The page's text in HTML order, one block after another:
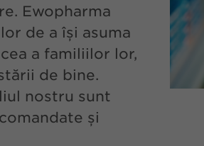
Ewopharma
de a își asuma
a familiilor lor,
de bine.
nostru sunt
și